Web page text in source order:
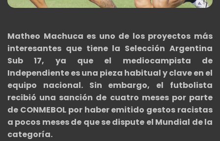
Matheo Machuca es uno de los proyectos más
interesantes que tiene la Selección Argentina
Sub 17, ya que el mediocampista de
Independiente es una pieza habitual y clave en el
equipo nacional. Sin embargo, el futbolista
recibió una sanción de cuatro meses por parte
de CONMEBOL por haber emitido gestos racistas
a pocos meses de que se dispute el Mundial de la
categoría.